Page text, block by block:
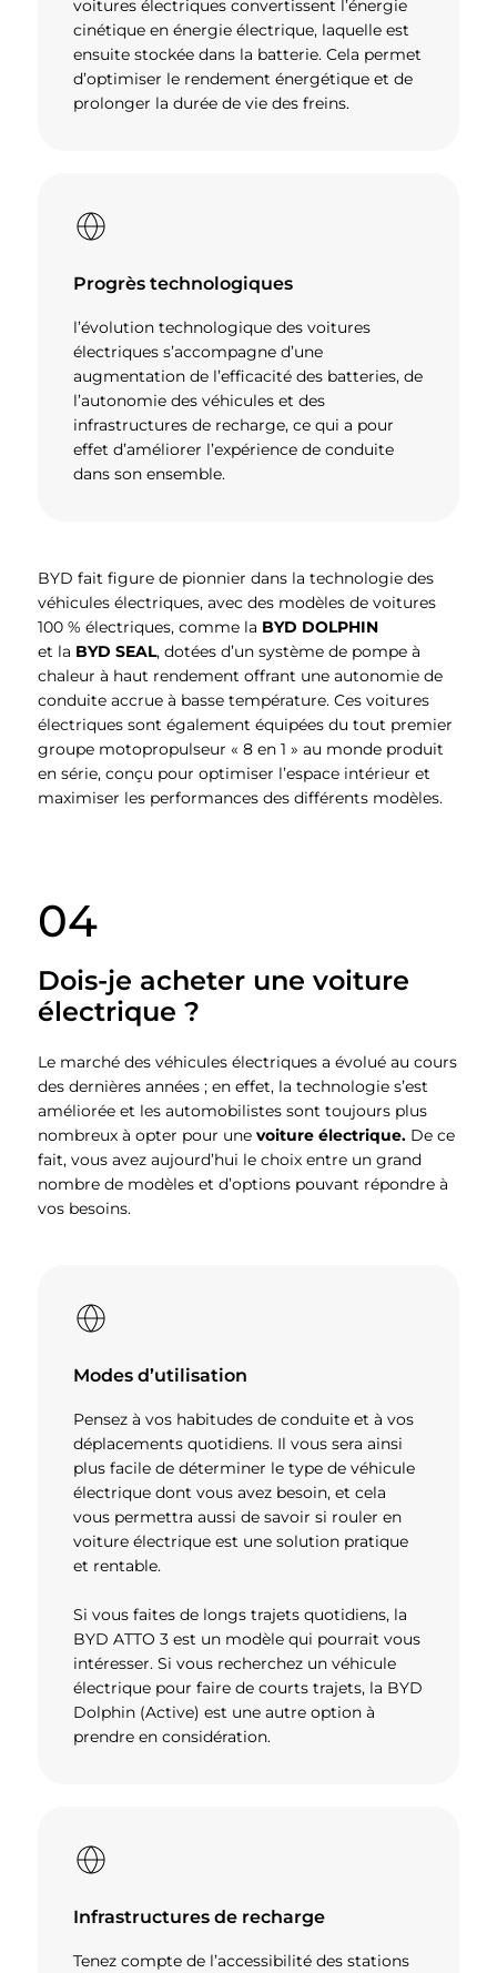
voitures électriques convertissent l’énergie
cinétique en énergie électrique, laquelle est
ensuite stockée dans la batterie. Cela permet
d’optimiser le rendement énergétique et de
prolonger la durée de vie des freins.
Progrès technologiques
l’évolution technologique des voitures
électriques s’accompagne d’une
augmentation de l’efficacité des batteries, de
l’autonomie des véhicules et des
infrastructures de recharge, ce qui a pour
effet d’améliorer l’expérience de conduite
dans son ensemble.
BYD fait figure de pionnier dans la technologie des
véhicules électriques, avec des modèles de voitures
100 % électriques, comme la BYD DOLPHIN
et la BYD SEAL, dotées d’un système de pompe à
chaleur à haut rendement offrant une autonomie de
conduite accrue à basse température. Ces voitures
électriques sont également équipées du tout premier
groupe motopropulseur « 8 en 1 » au monde produit
en série, conçu pour optimiser l’espace intérieur et
maximiser les performances des différents modèles.
04
Dois-je acheter une voiture
électrique ?
Le marché des véhicules électriques a évolué au cours
des dernières années ; en effet, la technologie s’est
améliorée et les automobilistes sont toujours plus
nombreux à opter pour une voiture électrique.De ce
fait, vous avez aujourd’hui le choix entre un grand
nombre de modèles et d’options pouvant répondre à
vos besoins.
Modes d’utilisation
Pensez à vos habitudes de conduite et à vos
déplacements quotidiens. Il vous sera ainsi
plus facile de déterminer le type de véhicule
électrique dont vous avez besoin, et cela
vous permettra aussi de savoir si rouler en
voiture électrique est une solution pratique
et rentable.
Si vous faites de longs trajets quotidiens, la
BYD ATTO 3 est un modèle qui pourrait vous
intéresser. Si vous recherchez un véhicule
électrique pour faire de courts trajets, la BYD
Dolphin (Active) est une autre option à
prendre en considération.
Infrastructures de recharge
Tenez compte de l’accessibilité des stations